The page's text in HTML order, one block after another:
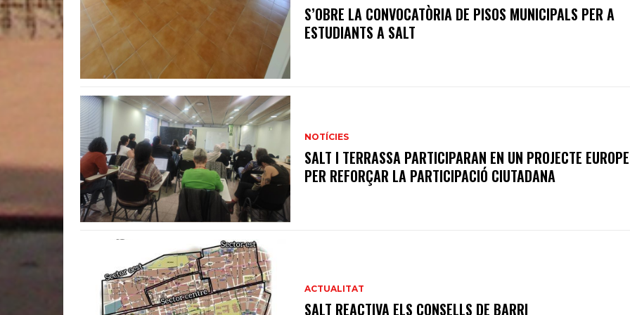
S’OBRE LA CONVOCATÒRIA DE PISOS MUNICIPALS PER A
ESTUDIANTS A SALT
NOTÍCIES
SALT I TERRASSA PARTICIPARAN EN UN PROJECTE
PER REFORÇAR LA PARTICIPACIÓ CIUTADANA
ACTUALITAT
SALT REACTIVA ELS CONSELLS DE BARRI